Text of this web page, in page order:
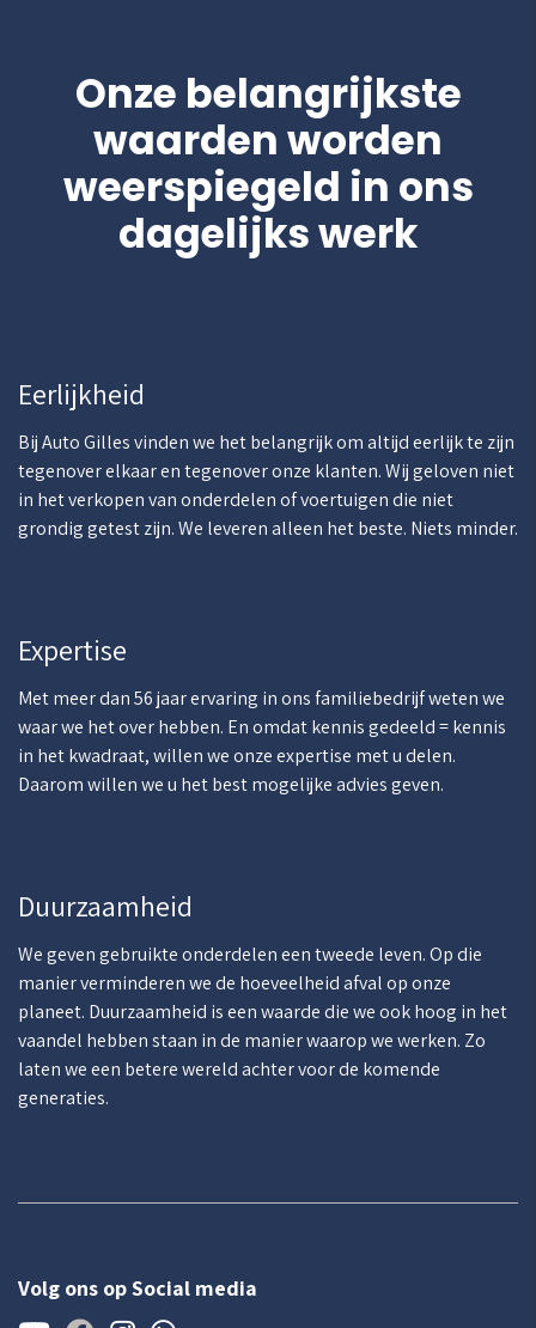
Onze belangrijkste
waarden worden
weerspiegeld in ons
dagelijks werk
Eerlijkheid
Bij Auto Gilles vinden we het belangrijk om altijd eerlijk te zijn
tegenover elkaar en tegenover onze klanten. Wij geloven niet
in het verkopen van onderdelen of voertuigen die niet
grondig getest zijn. We leveren alleen het beste. Niets minder.
Expertise
Met meer dan 56 jaar ervaring in ons familiebedrijf weten we
waar we het over hebben. En omdat kennis gedeeld = kennis
in het kwadraat, willen we onze expertise met u delen.
Daarom willen we u het best mogelijke advies geven.
Duurzaamheid
We geven gebruikte onderdelen een tweede leven. Op die
manier verminderen we de hoeveelheid afval op onze
planeet. Duurzaamheid is een waarde die we ook hoog in het
vaandel hebben staan in de manier waarop we werken. Zo
laten we een betere wereld achter voor de komende
generaties.
Volg ons op Social media